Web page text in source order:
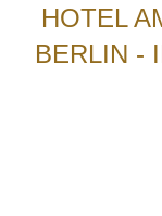
HOTEL
BERLIN -